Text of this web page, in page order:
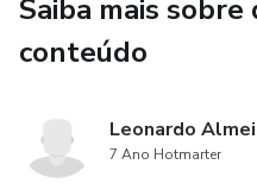
Saiba mais sobre
conteúdo
Leonardo
7 Ano Hotmarter